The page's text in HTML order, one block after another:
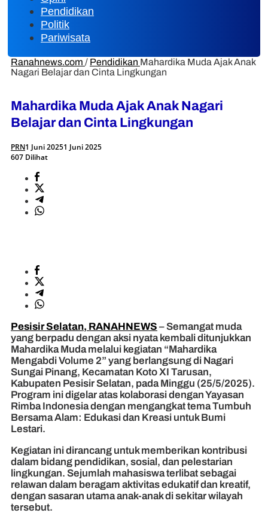
Pendidikan
Politik
Pariwisata
Ranahnews.com / Pendidikan Mahardika Muda Ajak Anak
Nagari Belajar dan Cinta Lingkungan
Mahardika Muda Ajak Anak Nagari
Belajar dan Cinta Lingkungan
PRN1 Juni 20251 Juni 2025
607 Dilihat
Pesisir Selatan, RANAHNEWS – Semangat muda
yang berpadu dengan aksi nyata kembali ditunjukkan
Mahardika Muda melalui kegiatan “Mahardika
Mengabdi Volume 2” yang berlangsung di Nagari
Sungai Pinang, Kecamatan Koto XI Tarusan,
Kabupaten Pesisir Selatan, pada Minggu (25/5/2025).
Program ini digelar atas kolaborasi dengan Yayasan
Rimba Indonesia dengan mengangkat tema Tumbuh
Bersama Alam: Edukasi dan Kreasi untuk Bumi
Lestari.
Kegiatan ini dirancang untuk memberikan kontribusi
dalam bidang pendidikan, sosial, dan pelestarian
lingkungan. Sejumlah mahasiswa terlibat sebagai
relawan dalam beragam aktivitas edukatif dan kreatif,
dengan sasaran utama anak-anak di sekitar wilayah
tersebut.